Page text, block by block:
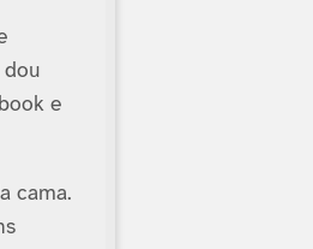
dou
e
cama.